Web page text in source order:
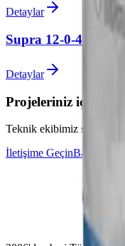
Detaylar
Supra 12-0-45+ME
Detaylar
Projeleriniz için
Teknik ekibimiz
İletişime GeçinBayi Olun